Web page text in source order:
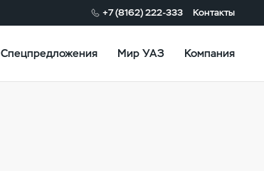
+7 (8162) 222-333 Контакты
Спецпредложения Мир УАЗ Компания